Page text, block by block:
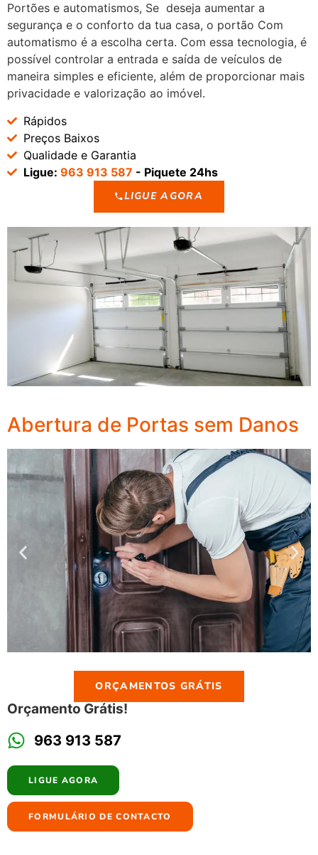
Portões e automatismos, Se deseja aumentar a
segurança e o conforto da tua casa, o portão Com
automatismo é a escolha certa. Com essa tecnologia, é
possível controlar a entrada e saída de veículos de
maneira simples e eficiente, além de proporcionar mais
privacidade e valorização ao imóvel.
Rápidos
Preços Baixos
Qualidade e Garantia
Ligue: 963 913 587 - Piquete 24hs
LIGUE AGORA
Abertura de Portas sem Danos
ORÇAMENTOS GRÁTIS
Orçamento Grátis!
963 913 587
LIGUE AGORA
FORMULÁRIO DE CONTACTO